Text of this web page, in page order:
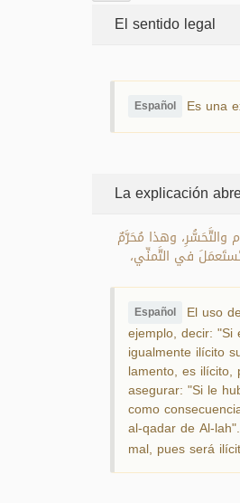
El sentido legal
Español Es una
La explicación
تُستَعْمَلَ في الاعتِراضِ على القَدَرِ، وهذا مُحَرَّمٌ أيضًا. 3- أن تُسْتَعمَل للنَّدم والتَّحَسُّرِ، وهذا مُحَرَّمٌ
عنه؛ لأنَّ النَّدَمَ يَكْسِبُ النَّفسَ حُزنًا وانقِباضًا. 4- أن تُستَعْمَل في الاحتِجاجِ بِالقَدَر على المَعصِيَة، وهذا باطِلٌ. 5- أن تُستَعمَلَ في التَّمنِّي،
Español El uso
ejemplo, decir:
igualmente ilícito
lamento, es
asegurar: "Si le
como
al-qadar de Al-
mal, pues será